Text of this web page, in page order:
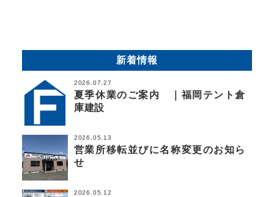
新着情報
2026.07.27
夏季休業のご案内 ｜福岡テント倉
庫建設
2026.05.13
営業所移転並びに名称変更のお知ら
せ
2026.05.12